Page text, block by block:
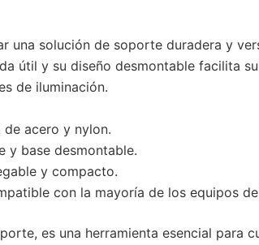
una solución de soporte duradera y
útil y su diseño desmontable facilita
de iluminación.
acero y nylon.
y base desmontable.
y compacto.
con la mayoría de los equipos
es una herramienta esencial